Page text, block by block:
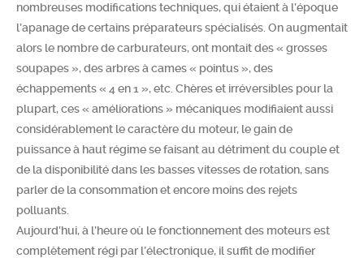
nombreuses modifications techniques, qui étaient à l’époque
l’apanage de certains préparateurs spécialisés. On augmentait
alors le nombre de carburateurs, ont montait des « grosses
soupapes », des arbres à cames « pointus », des
échappements « 4 en 1 », etc. Chères et irréversibles pour la
plupart, ces « améliorations » mécaniques modifiaient aussi
considérablement le caractère du moteur, le gain de
puissance à haut régime se faisant au détriment du couple et
de la disponibilité dans les basses vitesses de rotation, sans
parler de la consommation et encore moins des rejets
polluants.
Aujourd’hui, à l’heure où le fonctionnement des moteurs est
complètement régi par l’électronique, il suffit de modifier